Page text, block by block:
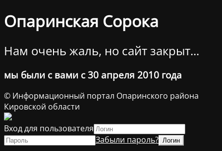
Опаринская Сорока
Нам очень жаль, но сайт закрыт...
мы были с вами с 30 апреля 2010 года
© Информационный портал Опаринского района
Кировской области
Вход для пользователя
Забыли пароль?